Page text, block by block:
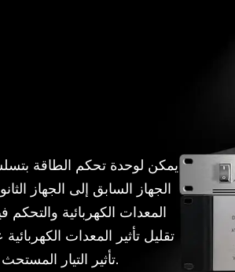
يمكن لوحدة تحكم الطاقة
الجهاز السابق إلى الجهاز
المعدات الكهربائية
تقليل تأثير المعدات
تأثير التيار المستحث على المعدات ، مما يضمن استقرار نظام الطاقة بأكمله.